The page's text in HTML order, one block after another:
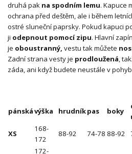
druhá pak na spodním lemu. Kapuce
ochrana před deštěm, ale i během
ostré sluneční paprsky. Pokud kapuci
ji odepnout pomocí zipu. Hlavní
je oboustranný, vestu tak můžete
Zadní strana vesty je prodloužená,
záda, ani když budete neustále v
pánskávýška hrudníkpas boky
XS
168-
172
88-92 74-78 88-92
172-